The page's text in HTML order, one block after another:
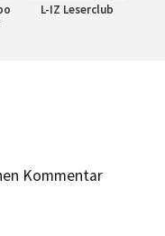
L-IZ Leserclub
Kommentar